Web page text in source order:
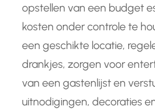
opstellen van een budget
kosten onder controle te
een geschikte locatie,
drankjes, zorgen voor
van een gastenlijst en
uitnodigingen, decoraties